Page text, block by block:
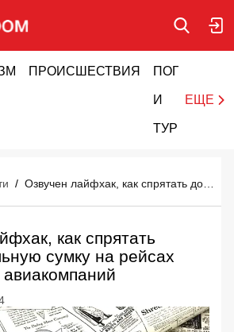
ПРОИСШЕСТВИЯ ПОГОДА
И
ТУРИЗМ
ЕЩЕ
/
как спрятать
сумку на рейсах